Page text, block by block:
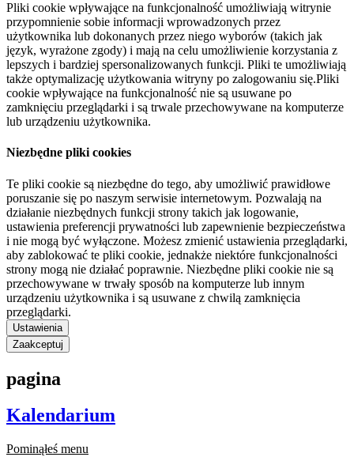
Pliki cookie wpływające na funkcjonalność umożliwiają witrynie
przypomnienie sobie informacji wprowadzonych przez
użytkownika lub dokonanych przez niego wyborów (takich jak
język, wyrażone zgody) i mają na celu umożliwienie korzystania z
lepszych i bardziej spersonalizowanych funkcji. Pliki te umożliwiają
także optymalizację użytkowania witryny po zalogowaniu się.Pliki
cookie wpływające na funkcjonalność nie są usuwane po
zamknięciu przeglądarki i są trwale przechowywane na komputerze
lub urządzeniu użytkownika.
Niezbędne pliki cookies
Te pliki cookie są niezbędne do tego, aby umożliwić prawidłowe
poruszanie się po naszym serwisie internetowym. Pozwalają na
działanie niezbędnych funkcji strony takich jak logowanie,
ustawienia preferencji prywatności lub zapewnienie bezpieczeństwa
i nie mogą być wyłączone. Możesz zmienić ustawienia przeglądarki,
aby zablokować te pliki cookie, jednakże niektóre funkcjonalności
strony mogą nie działać poprawnie. Niezbędne pliki cookie nie są
przechowywane w trwały sposób na komputerze lub innym
urządzeniu użytkownika i są usuwane z chwilą zamknięcia
przeglądarki.
Ustawienia
Zaakceptuj
pagina
Kalendarium
Pominąłeś menu